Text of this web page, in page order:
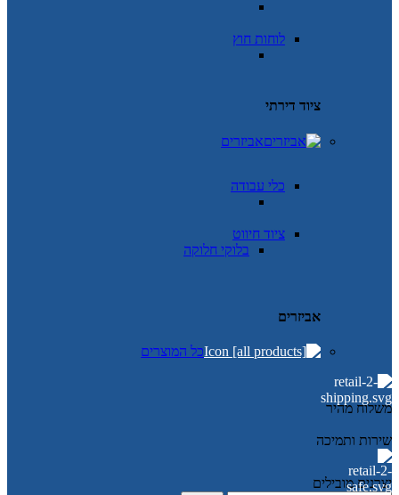
לוחות חוץ
ציוד דירתי
אביזרים
כלי עבודה
ציוד חיווט
בלוקי חלוקה
אביזרים
כל המוצרים
משלוח מהיר
שירות ותמיכה
יצרנים מובילים